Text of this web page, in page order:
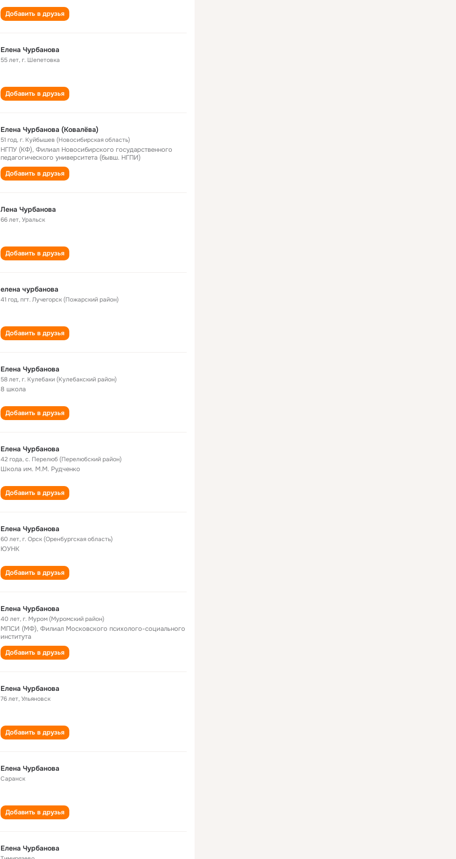
Добавить в друзья
Елена Чурбанова
55 лет,г. Шепетовка
Добавить в друзья
Елена Чурбанова (Ковалёва)
51 год,г. Куйбышев (Новосибирская область)
НГПУ (КФ), Филиал Новосибирского государственного
педагогического университета (бывш. НГПИ)
Добавить в друзья
Лена Чурбанова
66 лет,Уральск
Добавить в друзья
елена чурбанова
41 год,пгт. Лучегорск (Пожарский район)
Добавить в друзья
Елена Чурбанова
58 лет,г. Кулебаки (Кулебакский район)
8 школа
Добавить в друзья
Елена Чурбанова
42 года,с. Перелюб (Перелюбский район)
Школа им. М.М. Рудченко
Добавить в друзья
Елена Чурбанова
60 лет,г. Орск (Оренбургская область)
ЮУНК
Добавить в друзья
Елена Чурбанова
40 лет,г. Муром (Муромский район)
МПСИ (МФ), Филиал Московского психолого-социального
института
Добавить в друзья
Елена Чурбанова
76 лет,Ульяновск
Добавить в друзья
Елена Чурбанова
Саранск
Добавить в друзья
Елена Чурбанова